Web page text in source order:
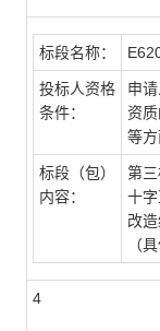
标段名称：
投标人资格
条件：
申
资
等
标段（包）
内容：
第
十
改
（
4